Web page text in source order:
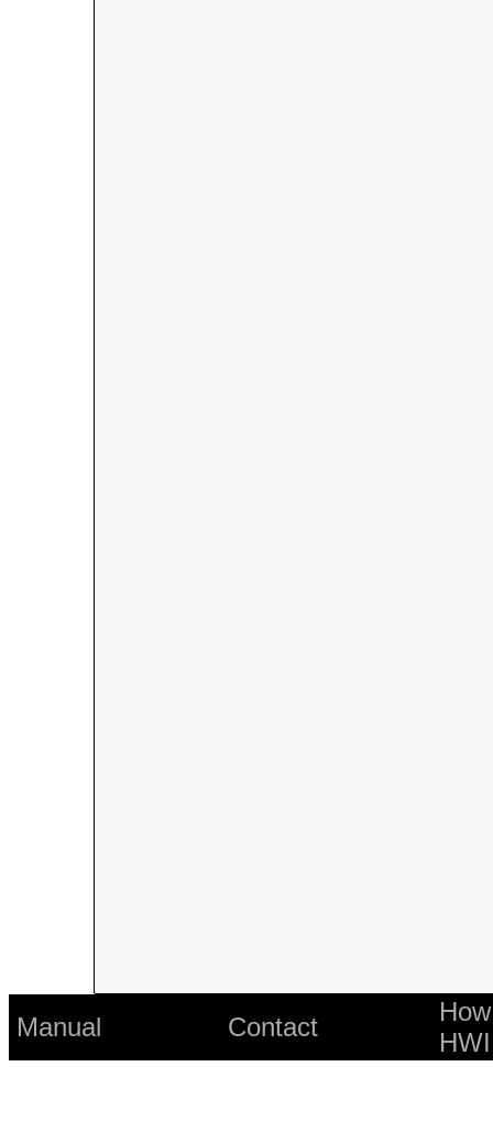
Manual Contact